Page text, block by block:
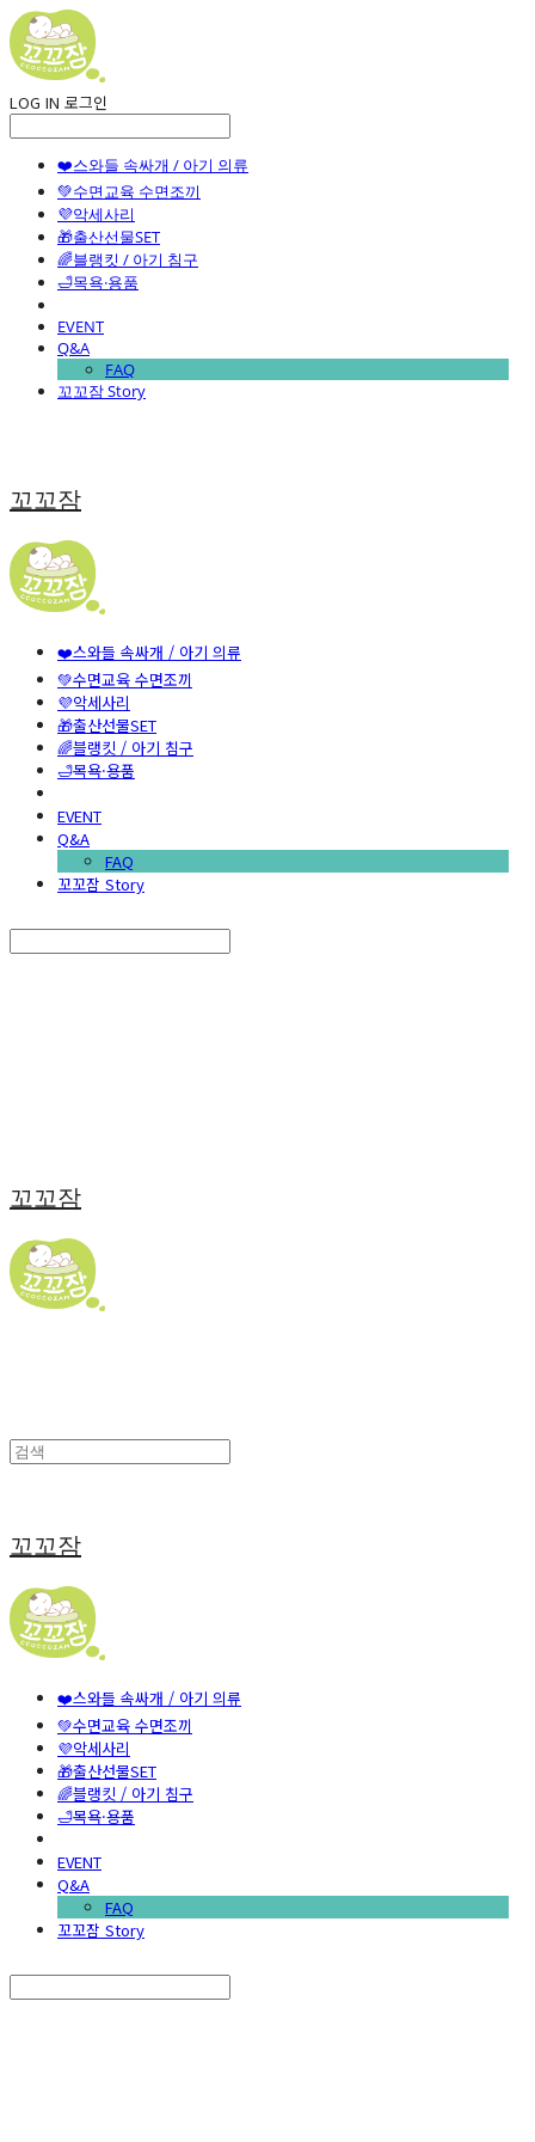
LOG IN 로그인
❤️스와들 속싸개 / 아기 의류
💚수면교육 수면조끼
💜악세사리
🎁출산선물SET
🌈블랭킷 / 아기 침구
🛁목욕·용품
EVENT
Q&A
FAQ
꼬꼬잠 Story
꼬꼬잠
❤️스와들 속싸개 / 아기 의류
💚수면교육 수면조끼
💜악세사리
🎁출산선물SET
🌈블랭킷 / 아기 침구
🛁목욕·용품
EVENT
Q&A
FAQ
꼬꼬잠 Story
꼬꼬잠
꼬꼬잠
❤️스와들 속싸개 / 아기 의류
💚수면교육 수면조끼
💜악세사리
🎁출산선물SET
🌈블랭킷 / 아기 침구
🛁목욕·용품
EVENT
Q&A
FAQ
꼬꼬잠 Story